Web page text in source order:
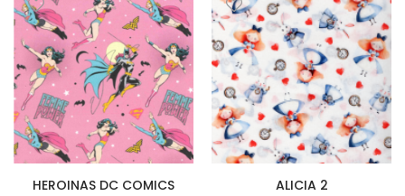
HEROINAS DC COMICS
ALICIA 2